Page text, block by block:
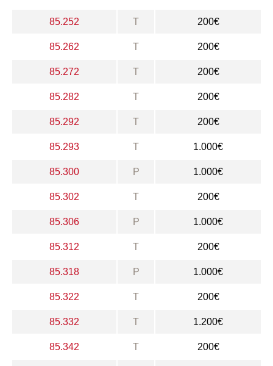
85.252 T 200€
85.262 T 200€
85.272 T 200€
85.282 T 200€
85.292 T 200€
85.293 T 1.000€
85.300 P 1.000€
85.302 T 200€
85.306 P 1.000€
85.312 T 200€
85.318 P 1.000€
85.322 T 200€
85.332 T 1.200€
85.342 T 200€